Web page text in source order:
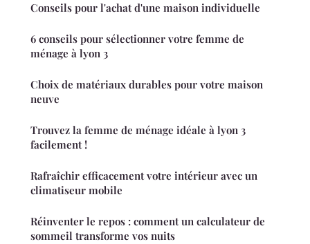
Conseils pour l'achat d'une maison individuelle
6 conseils pour sélectionner votre femme de
ménage à lyon 3
Choix de matériaux durables pour votre maison
neuve
Trouvez la femme de ménage idéale à lyon 3
facilement !
Rafraîchir efficacement votre intérieur avec un
climatiseur mobile
Réinventer le repos : comment un calculateur de
sommeil transforme vos nuits